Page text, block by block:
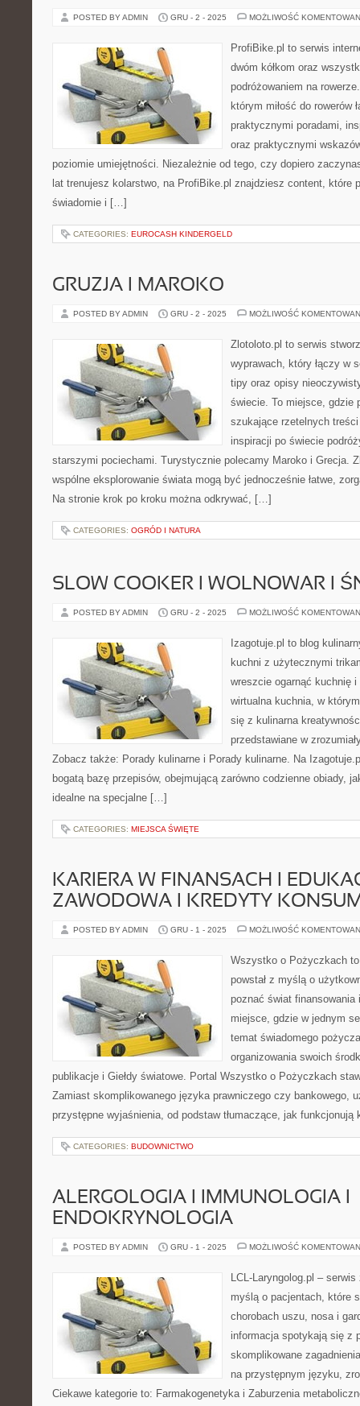
POSTED BY ADMIN GRU - 2 - 2025 MOŻLIWOŚĆ
ProfiBike.pl to serwis
dwóm kółkom oraz
podróżowaniem na
którym miłość do rowerów
praktycznymi poradami,
oraz praktycznymi
poziomie umiejętności. Niezależnie od tego, czy dopiero
lat trenujesz kolarstwo, na ProfiBike.pl znajdziesz content, które
świadomie i […]
CATEGORIES: EUROCASH KINDERGELD
GRUZJA I MAROKO
POSTED BY ADMIN GRU - 2 - 2025 MOŻLIWOŚĆ
Zlotoloto.pl to serwis
wyprawach, który łączy w
tipy oraz opisy
świecie. To miejsce, gdzie
szukające rzetelnych treści
inspiracji po świecie
starszymi pociechami. Turystycznie polecamy Maroko i Grecja.
wspólne eksplorowanie świata mogą być jednocześnie łatwe,
Na stronie krok po kroku można odkrywać, […]
CATEGORIES: OGRÓD I NATURA
SLOW COOKER I WOLNOWAR I
POSTED BY ADMIN GRU - 2 - 2025 MOŻLIWOŚĆ
Izagotuje.pl to blog
kuchni z użytecznymi
wreszcie ogarnąć kuchnię
wirtualna kuchnia, w
się z kulinarna
przedstawiane w
Zobacz także: Porady kulinarne i Porady kulinarne. Na
bogatą bazę przepisów, obejmującą zarówno codzienne obiady,
idealne na specjalne […]
CATEGORIES: MIEJSCA ŚWIĘTE
KARIERA W FINANSACH I
ZAWODOWA I KREDYTY
POSTED BY ADMIN GRU - 1 - 2025 MOŻLIWOŚĆ
Wszystko o Pożyczkach
powstał z myślą o
poznać świat
miejsce, gdzie w jednym
temat świadomego
organizowania swoich
publikacje i Giełdy światowe. Portal Wszystko o Pożyczkach
Zamiast skomplikowanego języka prawniczego czy bankowego,
przystępne wyjaśnienia, od podstaw tłumaczące, jak
CATEGORIES: BUDOWNICTWO
ALERGOLOGIA I IMMUNOLOGIA I
ENDOKRYNOLOGIA
POSTED BY ADMIN GRU - 1 - 2025 MOŻLIWOŚĆ
LCL-Laryngolog.pl –
myślą o pacjentach, które
chorobach uszu, nosa i
informacja spotykają się z
skomplikowane
na przystępnym języku,
Ciekawe kategorie to: Farmakogenetyka i Zaburzenia